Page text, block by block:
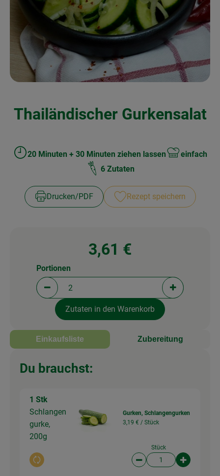
Kochen & Backen
Naturkost
Drogerie
Blog
Nützliches
Thailändischer Gurkensalat
Zubreitungszeit:
20 Minuten + 30 Minuten ziehen lassen
Schwierigkeit:
einfach
6 Zutaten
Drucken​/​PDF Rezept speichern
3,61 €
Portionen verringern (aktuell 2 Portionen
Portionen
Portionen
Zutaten in den Warenkorb
Einkaufsliste Zubereitung
Du brauchst:
1 Stk
Schlangen
gurke,
200g
Auswahl ändern
Gurken, Schlangengurken
3,19 € / Stück
Stück
Artikelanzahl